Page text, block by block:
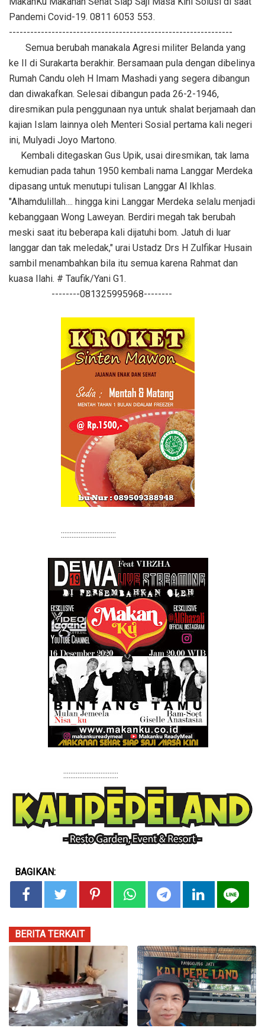
Pandemi Covid-19. 0811 6053 553.
---------------------------------------------------------------
Semua berubah manakala Agresi militer Belanda yang
ke II di Surakarta berakhir. Bersamaan pula dengan dibelinya
Rumah Candu oleh H Imam Mashadi yang segera dibangun
dan diwakafkan. Selesai dibangun pada 26-2-1946,
diresmikan pula penggunaan nya untuk shalat berjamaah dan
kajian Islam lainnya oleh Menteri Sosial pertama kali negeri
ini, Mulyadi Joyo Martono.
Kembali ditegaskan Gus Upik, usai diresmikan, tak lama
kemudian pada tahun 1950 kembali nama Langgar Merdeka
dipasang untuk menutupi tulisan Langgar Al Ikhlas.
"Alhamdulillah.... hingga kini Langgar Merdeka selalu menjadi
kebanggaan Wong Laweyan. Berdiri megah tak berubah
meski saat itu beberapa kali dijatuhi bom. Jatuh di luar
langgar dan tak meledak," urai Ustadz Drs H Zulfikar Husain
sambil menambahkan bila itu semua karena Rahmat dan
kuasa Ilahi. # Taufik/Yani G1.
--------081325995968--------
:::::::::::::::::::::::::::::::
:::::::::::::::::::::::::::::::
BAGIKAN:
BERITA TERKAIT